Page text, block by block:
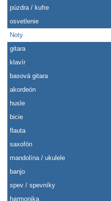
púzdra / kufre
osvetlenie
Noty
gitara
klavír
basová gitara
akordeón
husle
bicie
flauta
saxofón
mandolína / ukulele
banjo
spev / spevníky
harmonika